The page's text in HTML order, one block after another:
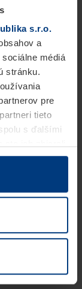
s.r.o.
a
médiá
stránku.
pre
tieto
s ďalšími
na Vašom
typy cookie
môžete
cookie